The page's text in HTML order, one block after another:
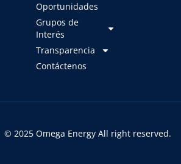
Oportunidades
Grupos de
Interés
Transparencia
Contáctenos
© 2025 Omega Energy All right reserved.